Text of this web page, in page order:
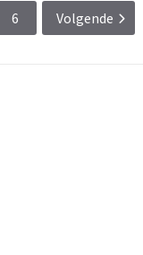
6 Volgende